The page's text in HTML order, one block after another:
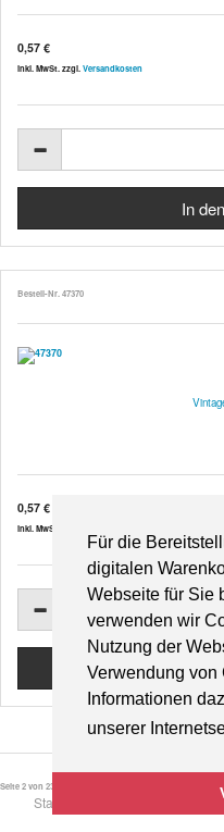
Für die
digitalen
Webseite für Sie
verwenden wir
Nutzung der
Verwendung von
Informationen
unserer
0,57 €
inkl. MwSt. zzgl. Versandkosten
Bestell-Nr. 47370
0,57 €
inkl. MwSt. zzgl.
Seite 2 von 23
Start